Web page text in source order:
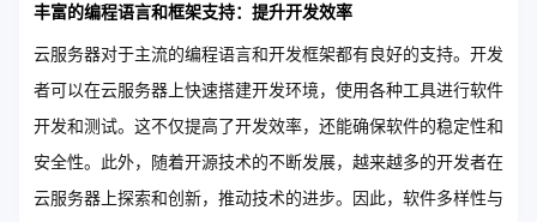
丰富的编程语言和框架支持：提升开发效率
云服务器对于主流的编程语言和开发框架都有良好的支持。开发
者可以在云服务器上快速搭建开发环境，使用各种工具进行软件
开发和测试。这不仅提高了开发效率，还能确保软件的稳定性和
安全性。此外，随着开源技术的不断发展，越来越多的开发者在
云服务器上探索和创新，推动技术的进步。因此，软件多样性与